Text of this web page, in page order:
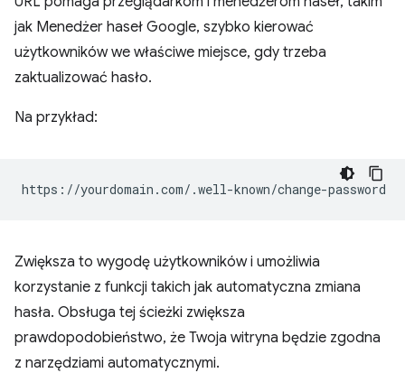
jak Menedżer haseł Google, szybko kierować
użytkowników we właściwe miejsce, gdy trzeba
zaktualizować hasło.
Na przykład:
Zwiększa to wygodę użytkowników i umożliwia
korzystanie z funkcji takich jak automatyczna zmiana
hasła. Obsługa tej ścieżki zwiększa
prawdopodobieństwo, że Twoja witryna będzie zgodna
z narzędziami automatycznymi.